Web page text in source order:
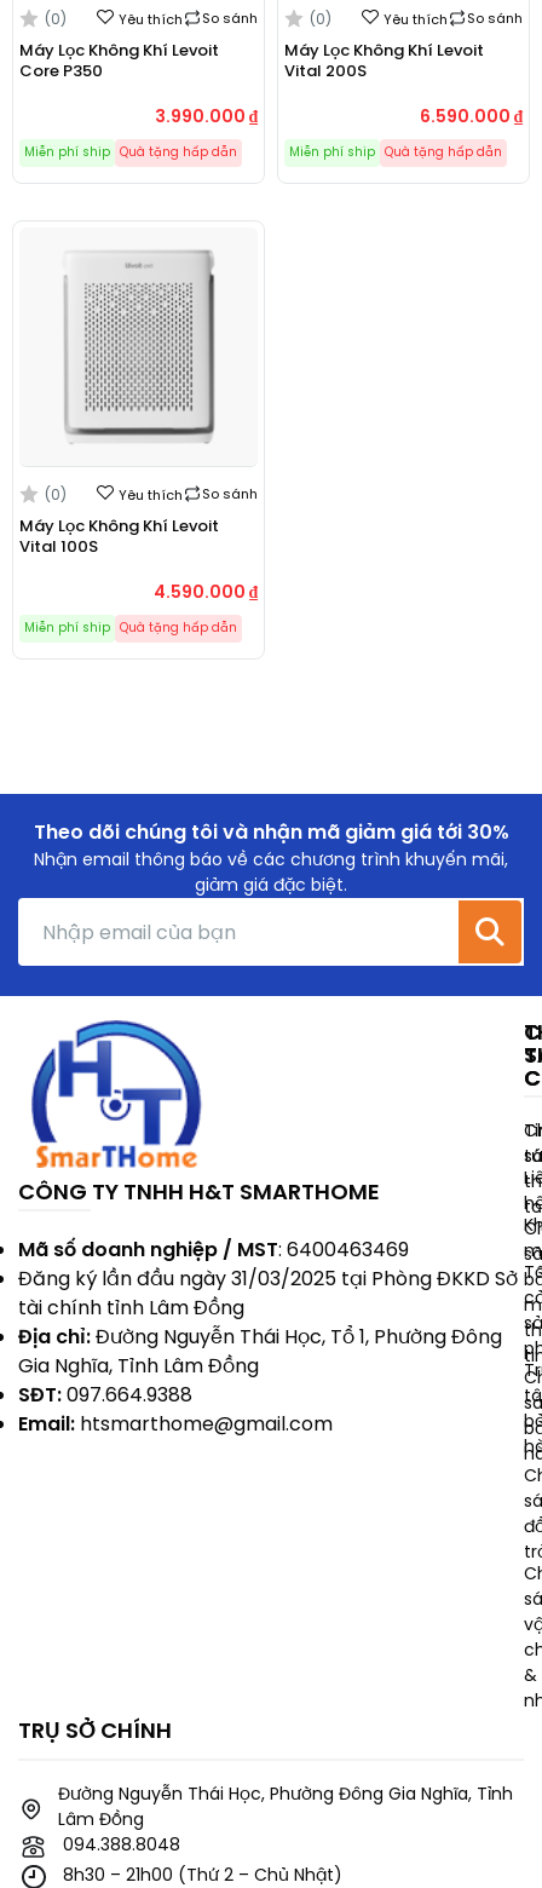
(0) Yêu thích So sánh
Máy Lọc Không Khí Levoit
Core P350
3.990.000 ₫
Miễn phí ship Quà tặng hấp dẫn
(0) Yêu thích So sánh
Máy Lọc Không Khí Levoit
Vital 200S
6.590.000 ₫
Miễn phí ship Quà tặng hấp dẫn
(0) Yêu thích So sánh
Máy Lọc Không Khí Levoit
Vital 100S
4.590.000 ₫
Miễn phí ship Quà tặng hấp dẫn
Theo dõi chúng tôi và nhận mã giảm giá tới 30%
Nhận email thông báo về các chương trình khuyến mãi,
giảm giá đặc biệt.
CÔNG TY TNHH H&T SMARTHOME
Mã số doanh nghiệp / MST: 6400463469
Đăng ký lần đầu ngày 31/03/2025 tại Phòng ĐKKD Sở
tài chính tỉnh Lâm Đồng
Địa chỉ:Đường Nguyễn Thái Học, Tổ 1, Phường Đông
Gia Nghĩa, Tỉnh Lâm Đồng
SĐT:097.664.9388
Email: htsmarthome@gmail.com
&
TRỤ SỞ CHÍNH
Đường Nguyễn Thái Học, Phường Đông Gia Nghĩa, Tỉnh
Lâm Đồng
094.388.8048
8h30 – 21h00 (Thứ 2 – Chủ Nhật)